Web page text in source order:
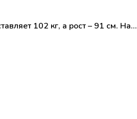
102 кг, а рост – 91 см. На…